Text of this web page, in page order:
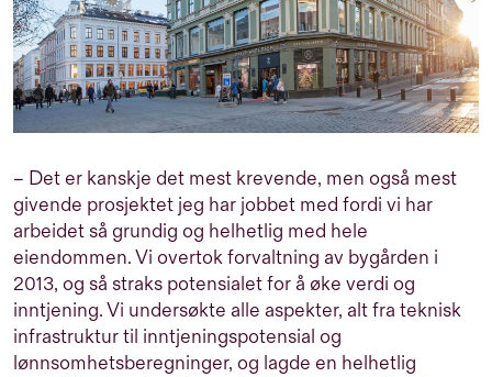
– Det er kanskje det mest krevende, men også mest
givende prosjektet jeg har jobbet med fordi vi har
arbeidet så grundig og helhetlig med hele
eiendommen. Vi overtok forvaltning av bygården i
2013, og så straks potensialet for å øke verdi og
inntjening. Vi undersøkte alle aspekter, alt fra teknisk
infrastruktur til inntjeningspotensial og
lønnsomhetsberegninger, og lagde en helhetlig